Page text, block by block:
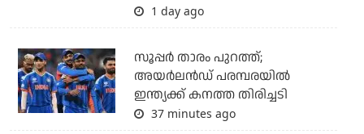
1 day ago
സൂപ്പര്‍ താരം പുറത്ത്;
അയര്‍ലന്‍ഡ് പരമ്പരയില്‍
ഇന്ത്യക്ക് കനത്ത തിരിച്ചടി
37 minutes ago